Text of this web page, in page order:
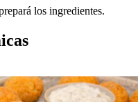
los ingredientes.